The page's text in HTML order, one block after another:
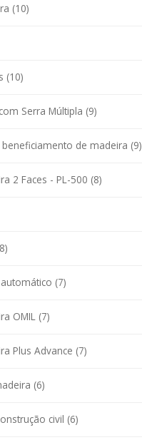
(10)
(10)
Serra Múltipla (9)
de madeira (9)
2 Faces - PL-500 (8)
(7)
OMIL (7)
Plus Advance (7)
(6)
civil (6)